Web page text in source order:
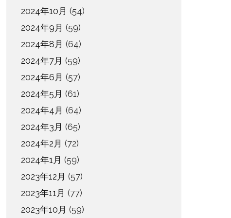
2024年10月 (54)
2024年9月 (59)
2024年8月 (64)
2024年7月 (59)
2024年6月 (57)
2024年5月 (61)
2024年4月 (64)
2024年3月 (65)
2024年2月 (72)
2024年1月 (59)
2023年12月 (57)
2023年11月 (77)
2023年10月 (59)